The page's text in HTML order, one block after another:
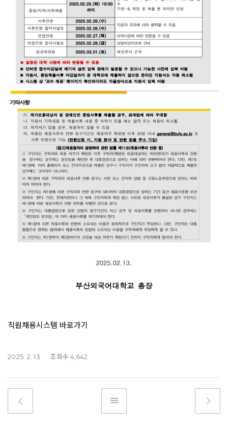
직원채용시스템 바로가기
2025. 2. 13 조회수 4,642